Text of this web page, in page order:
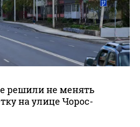
решили не менять
на улице Чорос-